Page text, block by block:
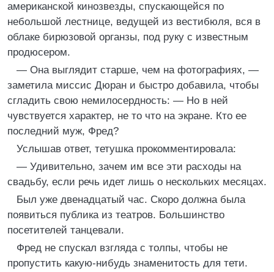
американской кинозвезды, спускающейся по
небольшой лестнице, ведущей из вестибюля, вся в
облаке бирюзовой органзы, под руку с известным
продюсером.
— Она выглядит старше, чем на фотографиях, —
заметила миссис Дюран и быстро добавила, чтобы
сгладить свою немилосердность: — Но в ней
чувствуется характер, не то что на экране. Кто ее
последний муж, Фред?
Услышав ответ, тетушка прокомментировала:
— Удивительно, зачем им все эти расходы на
свадьбу, если речь идет лишь о нескольких месяцах.
Был уже двенадцатый час. Скоро должна была
появиться публика из театров. Большинство
посетителей танцевали.
Фред не спускал взгляда с толпы, чтобы не
пропустить какую-нибудь знаменитость для тети.